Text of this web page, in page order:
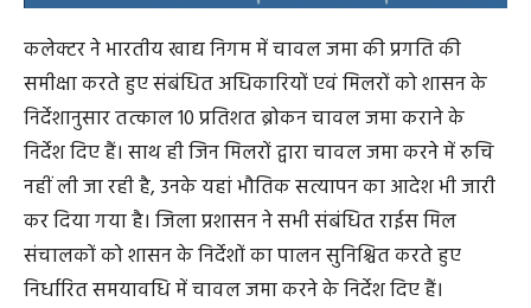
कलेक्टर ने भारतीय खाद्य निगम में चावल जमा की प्रगति की
समीक्षा करते हुए संबंधित अधिकारियों एवं मिलरों को शासन के
निर्देशानुसार तत्काल 10 प्रतिशत ब्रोकन चावल जमा कराने के
निर्देश दिए हैं। साथ ही जिन मिलरों द्वारा चावल जमा करने में रुचि
नहीं ली जा रही है, उनके यहां भौतिक सत्यापन का आदेश भी जारी
कर दिया गया है। जिला प्रशासन ने सभी संबंधित राईस मिल
संचालकों को शासन के निर्देशों का पालन सुनिश्चित करते हुए
निर्धारित समयावधि में चावल जमा करने के निर्देश दिए हैं।